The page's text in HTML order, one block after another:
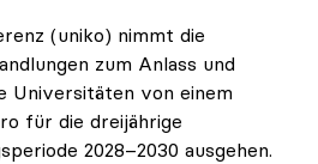
(uniko) nimmt die
zum Anlass und
Universitäten von einem
für die dreijährige
2028–2030 ausgehen.